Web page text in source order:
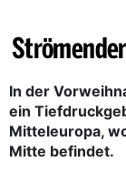
In der
ein
Mitteleuropa,
Mitte befindet.